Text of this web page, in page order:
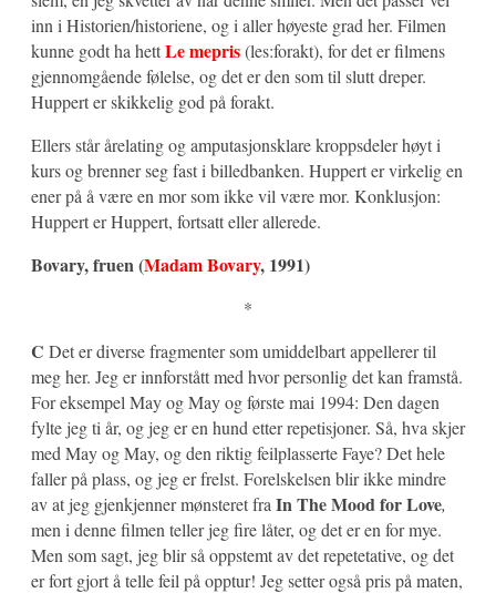
inn i Historien/historiene, og i aller høyeste grad her. Filmen
kunne godt ha hettLe mepris(les:forakt), for det er filmens
gjennomgående følelse, og det er den som til slutt dreper.
Huppert er skikkelig god på forakt.
Ellers står årelating og amputasjonsklare kroppsdeler høyt i
kurs og brenner seg fast i billedbanken. Huppert er virkelig en
ener på å være en mor som ikke vil være mor. Konklusjon:
Huppert er Huppert, fortsatt eller allerede.
Bovary, fruen (Madam Bovary, 1991)
*
C Det er diverse fragmenter som umiddelbart appellerer til
meg her. Jeg er innforstått med hvor personlig det kan framstå.
For eksempel May og May og første mai 1994: Den dagen
fylte jeg ti år, og jeg er en hund etter repetisjoner. Så, hva skjer
med May og May, og den riktig feilplasserte Faye? Det hele
faller på plass, og jeg er frelst. Forelskelsen blir ikke mindre
av at jeg gjenkjenner mønsteret fra In The Mood for Love,
men i denne filmen teller jeg fire låter, og det er en for mye.
Men som sagt, jeg blir så oppstemt av det repetetative, og det
er fort gjort å telle feil på opptur! Jeg setter også pris på maten,